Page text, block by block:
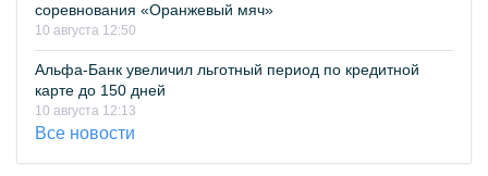
соревнования «Оранжевый мяч»
10 августа 12:50
Альфа-Банк увеличил льготный период по кредитной
карте до 150 дней
10 августа 12:13
Все новости